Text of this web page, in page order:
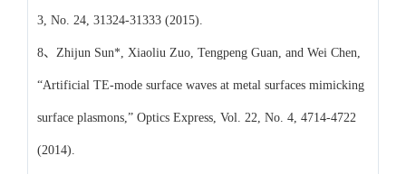
3, No. 24, 31324-31333 (2015).
8、Zhijun Sun*, Xiaoliu Zuo, Tengpeng Guan, and Wei Chen,
“Artificial TE-mode surface waves at metal surfaces mimicking
surface plasmons,” Optics Express, Vol. 22, No. 4, 4714-4722
(2014).